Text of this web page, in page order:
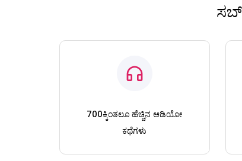
ಸಬ್
700ಕ್ಕಿಂತಲೂ ಹೆಚ್ಚಿನ ಆಡಿಯೋ
ಕಥೆಗಳು